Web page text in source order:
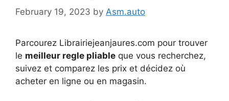
February 19, 2023 by Asm.auto
Parcourez Librairiejeanjaures.com pour trouver
le meilleur regle pliable que vous recherchez,
suivez et comparez les prix et décidez où
acheter en ligne ou en magasin.